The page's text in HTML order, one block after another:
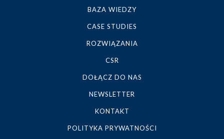
BAZA WIEDZY
CASE STUDIES
ROZWIĄZANIA
CSR
DOŁĄCZ DO NAS
NEWSLETTER
KONTAKT
POLITYKA PRYWATNOŚCI